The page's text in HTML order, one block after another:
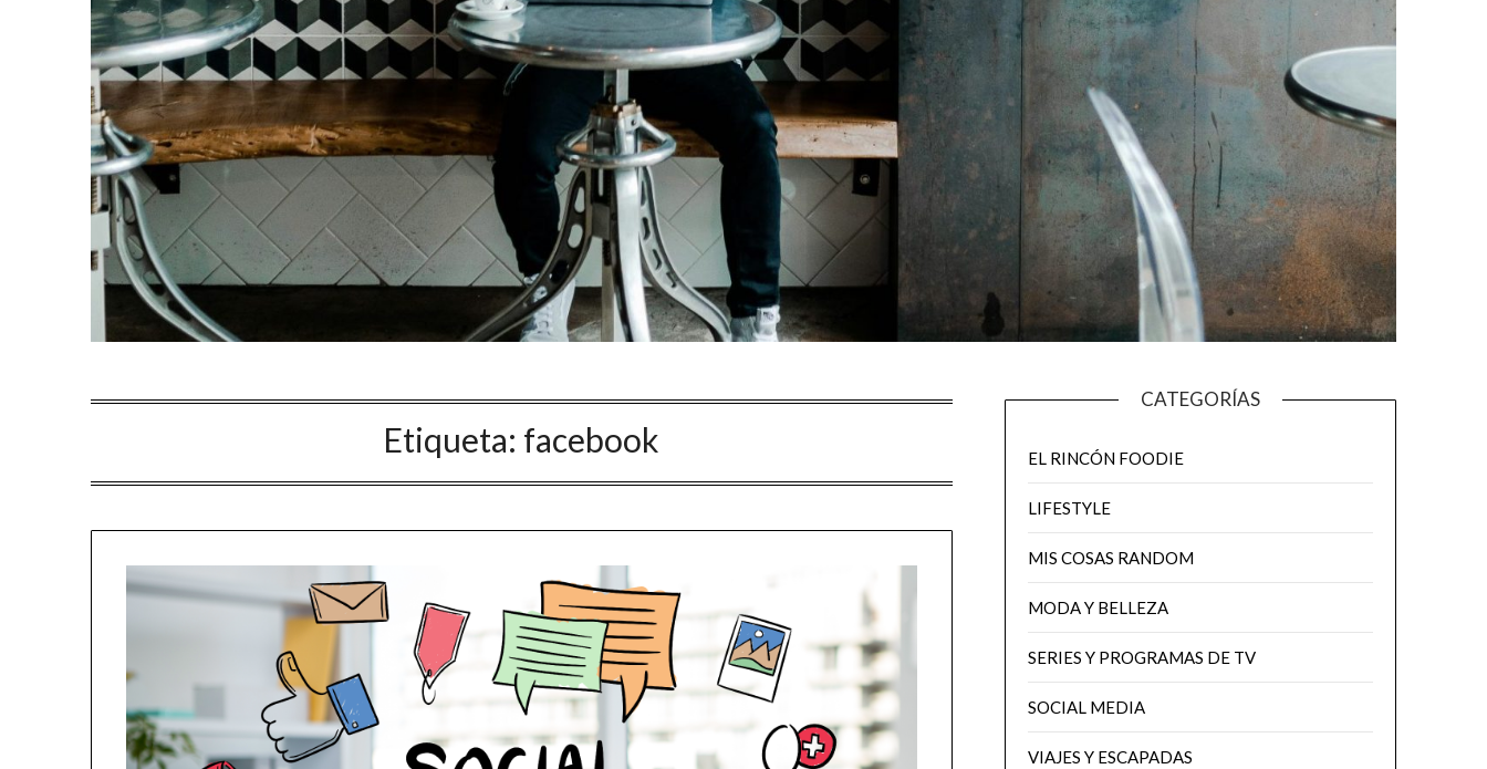
Etiqueta: facebook
CATEGORÍAS
EL RINCÓN FOODIE
LIFESTYLE
MIS COSAS RANDOM
MODA Y BELLEZA
SERIES Y PROGRAMAS DE TV
SOCIAL MEDIA
VIAJES Y ESCAPADAS